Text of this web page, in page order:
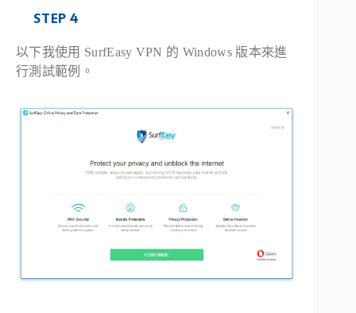
STEP 4
以下我使用 SurfEasy VPN 的 Windows 版本來進
行測試範例。